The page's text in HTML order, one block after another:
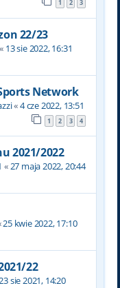
1 2 3
22/23
« 13 sie 2022, 16:31
Network
«4 cze 2022, 13:51
1 2 3 4
2021/2022
«27 maja 2022, 20:44
25 kwie 2022, 17:10
22
sie 2021, 14:20